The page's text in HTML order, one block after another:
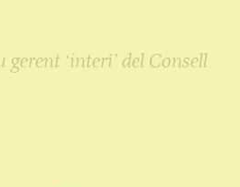
‘interí’ del Consell